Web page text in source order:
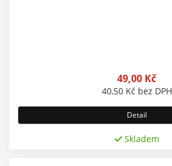
49,00 Kč
40,50 Kč bez DPH
Detail
Skladem